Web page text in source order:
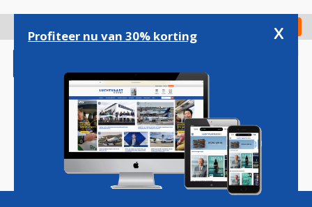
gaan
Check in
Magazine Podcasts Vacatures
Profiteer nu van 30% korting x